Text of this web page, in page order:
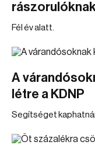
Fél év alatt.
A
létre a KDNP
Segítséget